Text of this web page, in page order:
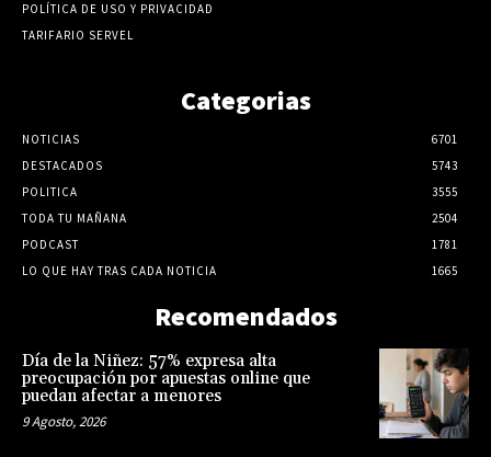
POLÍTICA DE USO Y PRIVACIDAD
TARIFARIO SERVEL
Categorias
NOTICIAS
6701
DESTACADOS
5743
POLITICA
3555
TODA TU MAÑANA
2504
PODCAST
1781
LO QUE HAY TRAS CADA NOTICIA
1665
Recomendados
Día de la Niñez: 57% expresa alta
preocupación por apuestas online que
puedan afectar a menores
9 Agosto, 2026